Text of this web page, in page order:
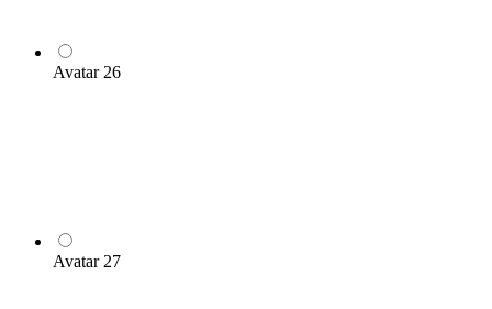
Avatar 26
Avatar 27